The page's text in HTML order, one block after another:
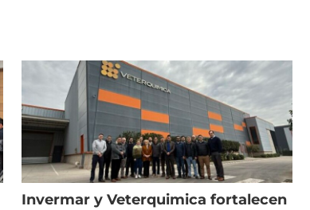
Invermar y Veterquimica fortalecen